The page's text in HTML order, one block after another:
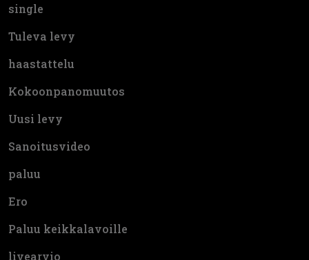
single
Tuleva levy
haastattelu
Kokoonpanomuutos
Uusi levy
Sanoitusvideo
paluu
Ero
Paluu keikkalavoille
livearvio